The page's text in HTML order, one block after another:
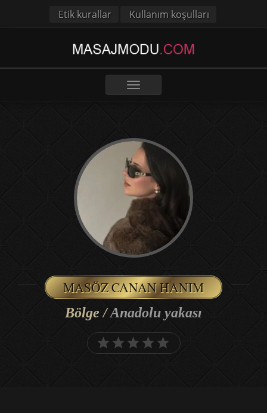
Etik kurallar Kullanım koşulları
Toggle
navigation
MASÖZ CANAN HANIM
Bölge /Anadolu yakası